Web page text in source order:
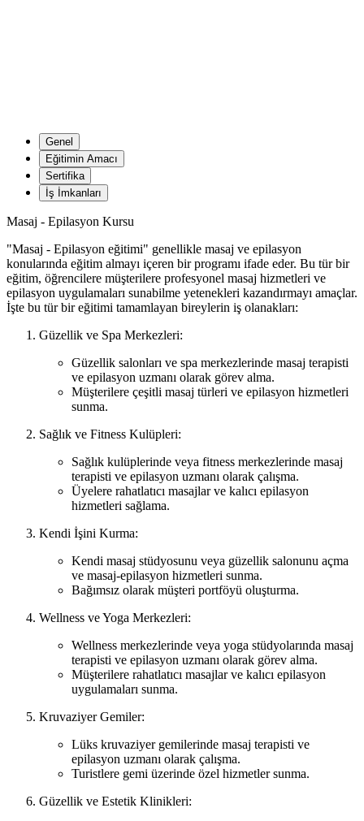
Genel
Eğitimin Amacı
Sertifika
İş İmkanları
Masaj - Epilasyon Kursu
"Masaj - Epilasyon eğitimi" genellikle masaj ve epilasyon
konularında eğitim almayı içeren bir programı ifade eder. Bu tür bir
eğitim, öğrencilere müşterilere profesyonel masaj hizmetleri ve
epilasyon uygulamaları sunabilme yetenekleri kazandırmayı amaçlar.
İşte bu tür bir eğitimi tamamlayan bireylerin iş olanakları:
Güzellik ve Spa Merkezleri:
Güzellik salonları ve spa merkezlerinde masaj terapisti
ve epilasyon uzmanı olarak görev alma.
Müşterilere çeşitli masaj türleri ve epilasyon hizmetleri
sunma.
Sağlık ve Fitness Kulüpleri:
Sağlık kulüplerinde veya fitness merkezlerinde masaj
terapisti ve epilasyon uzmanı olarak çalışma.
Üyelere rahatlatıcı masajlar ve kalıcı epilasyon
hizmetleri sağlama.
Kendi İşini Kurma:
Kendi masaj stüdyosunu veya güzellik salonunu açma
ve masaj-epilasyon hizmetleri sunma.
Bağımsız olarak müşteri portföyü oluşturma.
Wellness ve Yoga Merkezleri:
Wellness merkezlerinde veya yoga stüdyolarında masaj
terapisti ve epilasyon uzmanı olarak görev alma.
Müşterilere rahatlatıcı masajlar ve kalıcı epilasyon
uygulamaları sunma.
Kruvaziyer Gemiler:
Lüks kruvaziyer gemilerinde masaj terapisti ve
epilasyon uzmanı olarak çalışma.
Turistlere gemi üzerinde özel hizmetler sunma.
Güzellik ve Estetik Klinikleri: